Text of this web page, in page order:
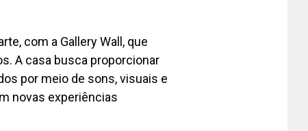
com a Gallery Wall, que
A casa busca proporcionar
por meio de sons, visuais e
novas experiências